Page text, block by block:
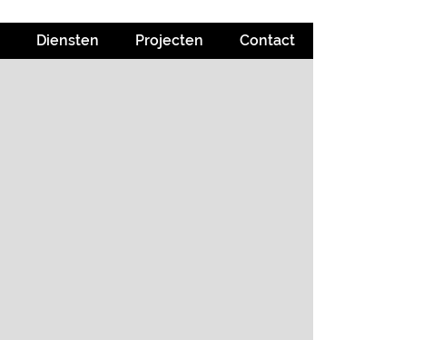
Diensten Projecten Contact